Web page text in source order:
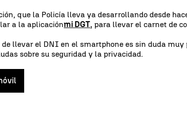
que la Policía lleva ya desarrollando desde
a la aplicaciónmi DGT, para llevar el carnet de
de llevar el DNI en el smartphone es sin duda
sobre su seguridad y la privacidad.